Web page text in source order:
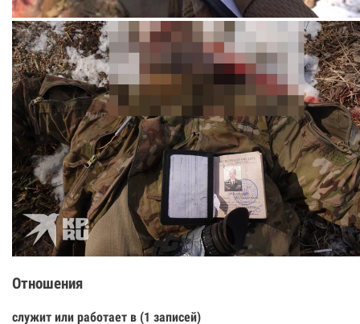
Отношения
служит или работает в (1 записей)